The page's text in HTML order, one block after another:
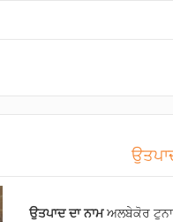
ਉਤਪਾਦ ਦਾ ਨਾਮਅਲਬੇਕੋਰ